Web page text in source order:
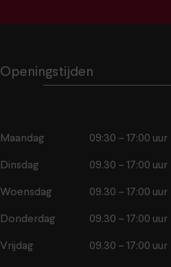
Openingstijden
Maandag 09:30 – 17:00 uur
Dinsdag 09.30 – 17:00 uur
Woensdag 09.30 – 17:00 uur
Donderdag 09.30 – 17:00 uur
Vrijdag 09.30 – 17:00 uur